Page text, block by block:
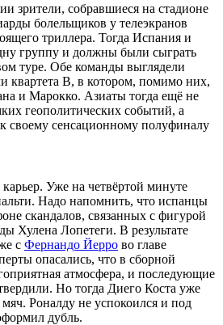
зрители, собравшиеся на стадионе
болельщиков у телеэкранов
триллера. Тогда Испания и
группу и должны были сыграть
туре. Обе команды выглядели
квартета В, в котором, помимо них,
и Марокко. Азиаты тогда ещё не
геополитических событий, а
своему сенсационному полуфиналу
Уже на четвёртой минуте
Надо напомнить, что испанцы
скандалов, связанных с фигурой
Хулена Лопетеги. В результате
с Фернандо Йерро во главе
опасались, что в сборной
атмосфера, и последующие
Но тогда Диего Коста уже
Роналду не успокоился и под
дубль.